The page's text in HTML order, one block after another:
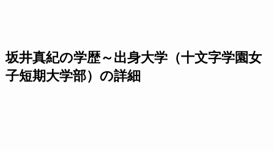
坂井真紀の学歴～出身大学（十文字学園女
子短期大学部）の詳細